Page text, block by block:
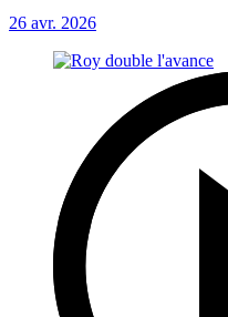
26 avr. 2026